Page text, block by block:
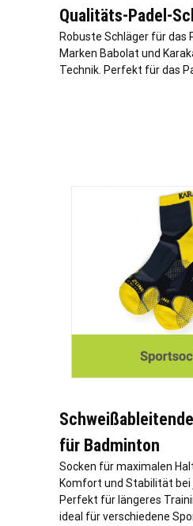
Qualitäts-Padel-
Robuste Schläger für das
Marken Babolat und
Technik. Perfekt für das
für Badminton
Socken für maximalen
Komfort und Stabilität bei
Perfekt für längeres
ideal für verschiedene